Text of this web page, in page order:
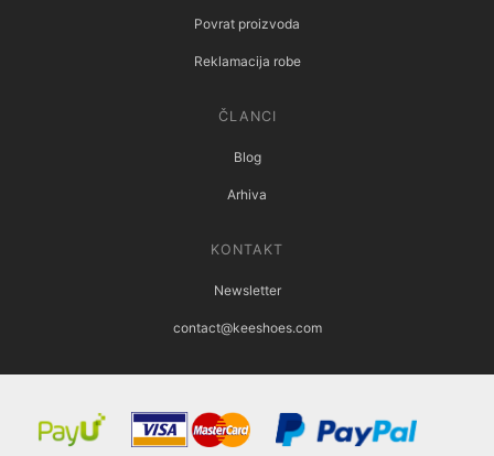
Povrat proizvoda
Reklamacija robe
ČLANCI
Blog
Arhiva
KONTAKT
Newsletter
contact@keeshoes.com